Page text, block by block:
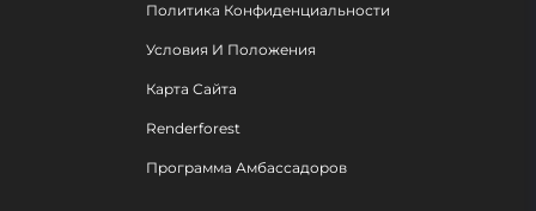
Политика Конфиденциальности
Условия И Положения
Карта Сайта
Renderforest
Программа Амбассадоров